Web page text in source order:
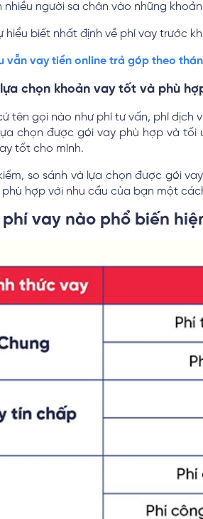
nhiều người sa chân vào những
hiểu biết nhất định về phí vay trước
vẫn vay tiền online trả góp theo
chọn khoản vay tốt và phù
tên gọi nào như phí tư vấn, phí dịch
chọn được gói vay phù hợp và
tốt cho mình.
so sánh và lựa chọn được gói
phù hợp với nhu cầu của bạn một
vay nào phổ biến